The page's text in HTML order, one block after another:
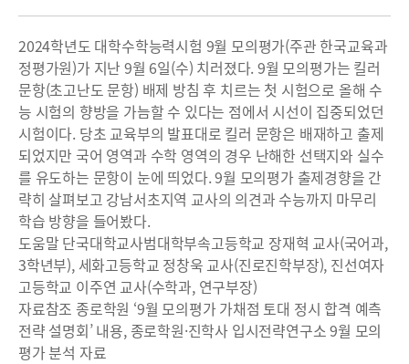
2024학년도 대학수학능력시험 9월 모의평가(주관 한국교육과
정평가원)가 지난 9월 6일(수) 치러졌다. 9월 모의평가는 킬러
문항(초고난도 문항) 배제 방침 후 치르는 첫 시험으로 올해 수
능 시험의 향방을 가늠할 수 있다는 점에서 시선이 집중되었던
시험이다. 당초 교육부의 발표대로 킬러 문항은 배재하고 출제
되었지만 국어 영역과 수학 영역의 경우 난해한 선택지와 실수
를 유도하는 문항이 눈에 띄었다. 9월 모의평가 출제경향을 간
략히 살펴보고 강남서초지역 교사의 의견과 수능까지 마무리
학습 방향을 들어봤다.
도움말 단국대학교사범대학부속고등학교 장재혁 교사(국어과,
3학년부), 세화고등학교 정창욱 교사(진로진학부장), 진선여자
고등학교 이주연 교사(수학과, 연구부장)
자료참조 종로학원 ‘9월 모의평가 가채점 토대 정시 합격 예측
전략 설명회’ 내용, 종로학원·진학사 입시전략연구소 9월 모의
평가 분석 자료